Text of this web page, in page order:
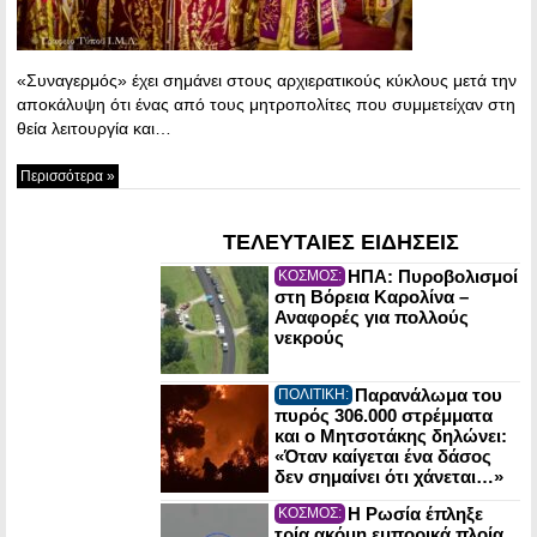
«Συναγερμός» έχει σημάνει στους αρχιερατικούς κύκλους μετά την
αποκάλυψη ότι ένας από τους μητροπολίτες που συμμετείχαν στη
θεία λειτουργία και…
Περισσότερα »
ΤΕΛΕΥΤΑΙΕΣ ΕΙΔΗΣΕΙΣ
ΚΟΣΜΟΣ: ΗΠΑ: Πυροβολισμοί
στη Βόρεια Καρολίνα –
Αναφορές για πολλούς
νεκρούς
ΠΟΛΙΤΙΚΗ: Παρανάλωμα του
πυρός 306.000 στρέμματα
και ο Μητσοτάκης δηλώνει:
«Όταν καίγεται ένα δάσος
δεν σημαίνει ότι χάνεται…»
ΚΟΣΜΟΣ: Η Ρωσία έπληξε